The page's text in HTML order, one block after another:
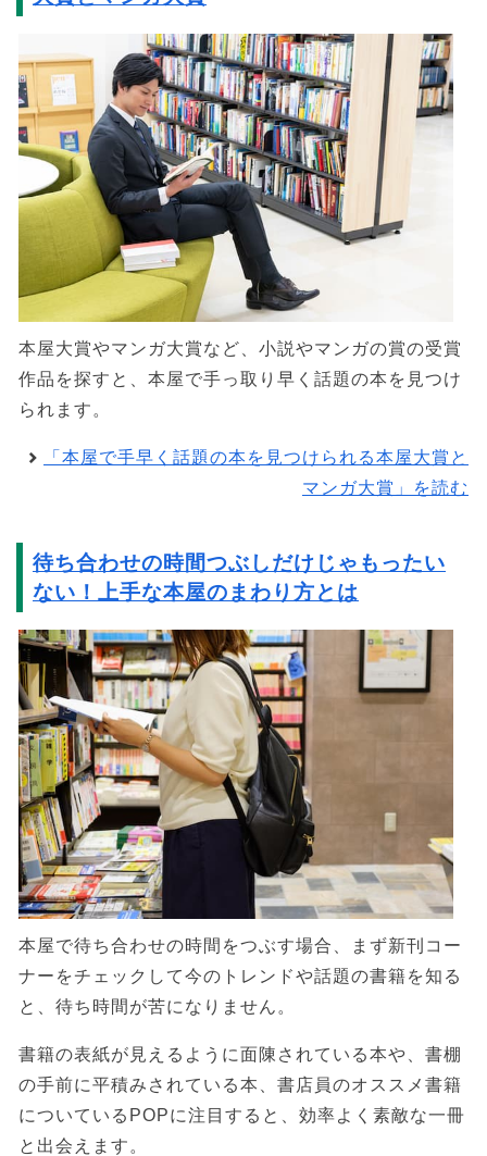
本屋大賞やマンガ大賞など、小説やマンガの賞の受賞
作品を探すと、本屋で手っ取り早く話題の本を見つけ
られます。
「本屋で手早く話題の本を見つけられる本屋大賞と
マンガ大賞」を読む
待ち合わせの時間つぶしだけじゃもったい
ない！上手な本屋のまわり方とは
本屋で待ち合わせの時間をつぶす場合、まず新刊コー
ナーをチェックして今のトレンドや話題の書籍を知る
と、待ち時間が苦になりません。
書籍の表紙が見えるように面陳されている本や、書棚
の手前に平積みされている本、書店員のオススメ書籍
についているPOPに注目すると、効率よく素敵な一冊
と出会えます。